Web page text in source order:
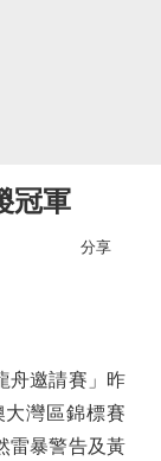
冠軍
分享
邀請賽」昨
灣區錦標賽
雷暴警告及黃